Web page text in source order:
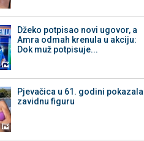
Džeko potpisao novi ugovor, a
Amra odmah krenula u akciju:
Dok muž potpisuje...
Pjevačica u 61. godini pokazala
zavidnu figuru